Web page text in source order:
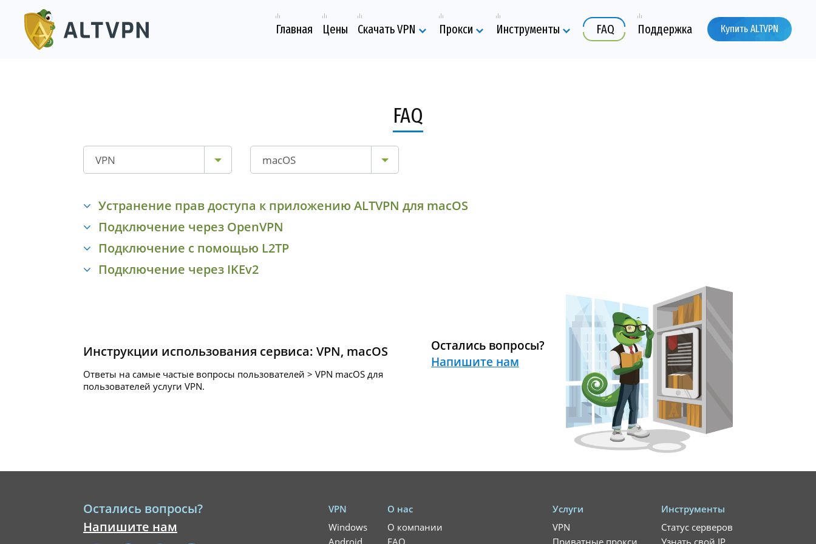
Главная Цены Скачать VPN Прокси Инструменты FAQ Поддержка Купить ALTVPN
FAQ
VPN macOS
Устранение прав доступа к приложению ALTVPN для macOS
Подключение через OpenVPN
Подключение с помощью L2TP
Подключение через IKEv2
Инструкции использования сервиса: VPN, macOS
Ответы на самые частые вопросы пользователей > VPN macOS для
пользователей услуги VPN.
Остались вопросы?
Напишите нам
Остались вопросы?
Напишите нам
VPN
Windows
Android
О нас
О компании
FAQ
Услуги
VPN
Приватные прокси
Инструменты
Статус серверов
Узнать свой IP